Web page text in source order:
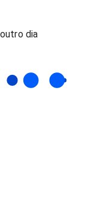
outro dia